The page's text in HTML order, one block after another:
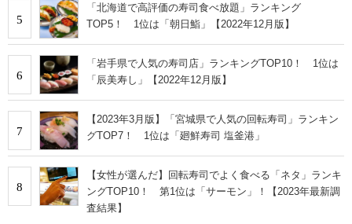
5
「北海道で高評価の寿司食べ放題」ランキング
TOP5！ 1位は「朝日鮨」【2022年12月版】
6
「岩手県で人気の寿司店」ランキングTOP10！ 1位は
「辰美寿し」【2022年12月版】
7
【2023年3月版】「宮城県で人気の回転寿司」ランキン
グTOP7！ 1位は「廻鮮寿司 塩釜港」
8
【女性が選んだ】回転寿司でよく食べる「ネタ」ランキ
ングTOP10！ 第1位は「サーモン」！【2023年最新調
査結果】